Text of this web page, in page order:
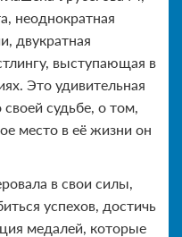
неоднократная
двукратная
выступающая в
Это удивительная
судьбе, о том,
место в её жизни он
в свои силы,
успехов, достичь
медалей, которые